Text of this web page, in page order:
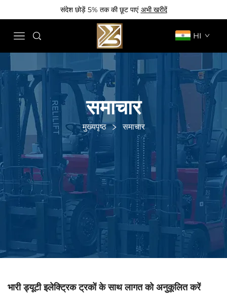
संदेश छोड़ें 5% तक की छूट पाएं अभी खरीदें
HI
समाचार
मुख्यपृष्ठ समाचार
भारी ड्यूटी इलेक्ट्रिक ट्रकों के साथ लागत को अनुकूलित करें